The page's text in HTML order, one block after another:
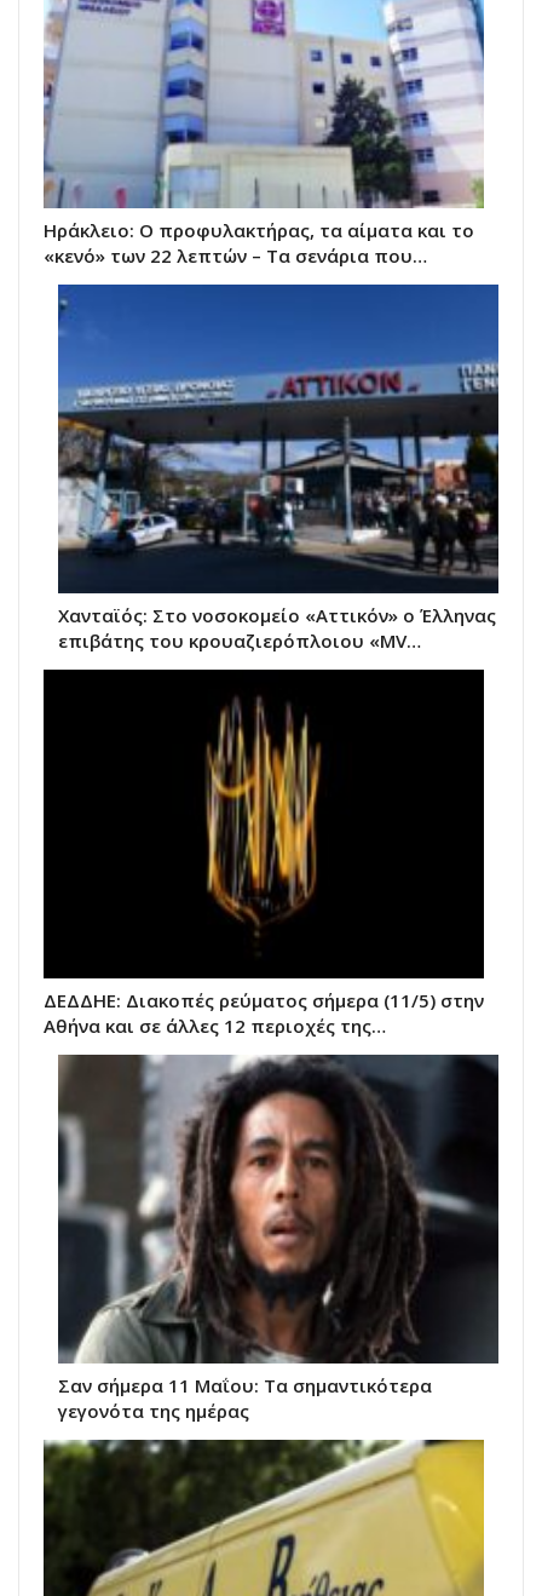
Ηράκλειο: Ο προφυλακτήρας, τα αίματα και το
«κενό» των 22 λεπτών – Τα σενάρια που…
Χανταϊός: Στο νοσοκομείο «Αττικόν» ο Έλληνας
επιβάτης του κρουαζιερόπλοιου «MV…
ΔΕΔΔΗΕ: Διακοπές ρεύματος σήμερα (11/5) στην
Αθήνα και σε άλλες 12 περιοχές της…
Σαν σήμερα 11 Μαΐου: Τα σημαντικότερα
γεγονότα της ημέρας